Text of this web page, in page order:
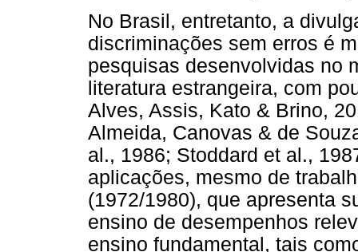
No Brasil, entretanto, a
discriminações sem erros é
pesquisas desenvolvidas no
literatura estrangeira, com
Alves, Assis, Kato & Brino,
Almeida, Canovas & de
al., 1986; Stoddard et al.,
aplicações, mesmo de
(1972/1980), que apresenta
ensino de desempenhos
ensino fundamental, tais